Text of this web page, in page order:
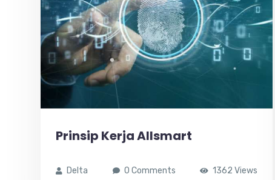
Prinsip Kerja Allsmart
Delta 0 Comments 1362 Views